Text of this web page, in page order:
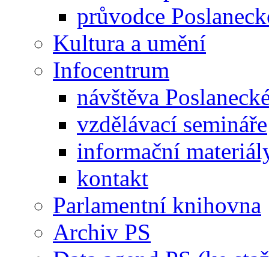
průvodce
Kultura a umění
Infocentrum
návštěva
vzdělávací semináře
informační
kontakt
Parlamentní knihovna
Archiv PS